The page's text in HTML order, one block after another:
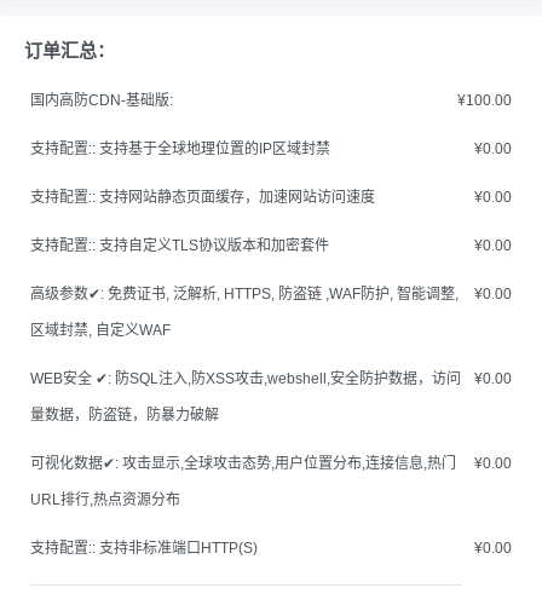
订单汇总：
国内高防CDN-基础版: ¥100.00
支持配置:: 支持基于全球地理位置的IP区域封禁 ¥0.00
支持配置:: 支持网站静态页面缓存，加速网站访问速度 ¥0.00
支持配置:: 支持自定义TLS协议版本和加密套件 ¥0.00
高级参数✔: 免费证书, 泛解析, HTTPS, 防盗链 ,WAF防护, 智能调整,
区域封禁, 自定义WAF
¥0.00
WEB安全 ✔: 防SQL注入,防XSS攻击,webshell,安全防护数据，访问
量数据，防盗链，防暴力破解
¥0.00
可视化数据✔: 攻击显示,全球攻击态势,用户位置分布,连接信息,热门
URL排行,热点资源分布
¥0.00
支持配置:: 支持非标准端口HTTP(S) ¥0.00